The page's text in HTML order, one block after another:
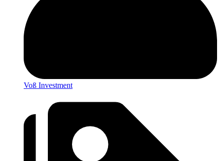
Voß Investment